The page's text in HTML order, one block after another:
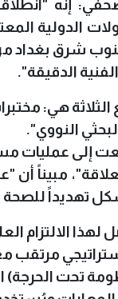
إنه
الدولية
شرق بغداد
الدقيقة".
هي:
النووي".
إلى
مبيناً أن
تهديداً للصحة
الالتزام
استراتيجي
تحت الحرجة)